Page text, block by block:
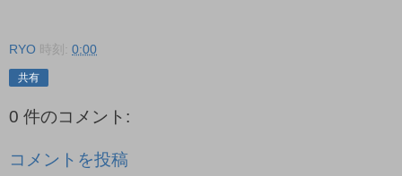
RYO 時刻: 0:00
共有
0 件のコメント:
コメントを投稿